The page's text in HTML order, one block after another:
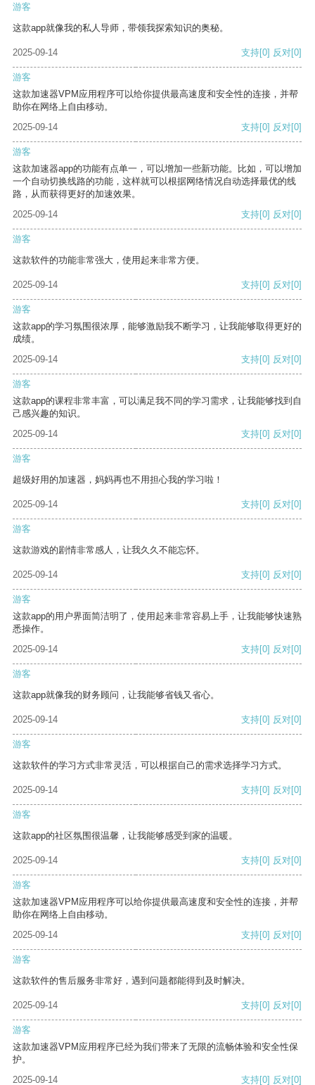
游客
这款app就像我的私人导师，带领我探索知识的奥秘。
2025-09-14 支持[0] 反对[0]
游客
这款加速器VPM应用程序可以给你提供最高速度和安全性的连接，并帮
助你在网络上自由移动。
2025-09-14
支持[0] 反对[0]
游客
这款加速器app的功能有点单一，可以增加一些新功能。比如，可以增加
一个自动切换线路的功能，这样就可以根据网络情况自动选择最优的线
路，从而获得更好的加速效果。
2025-09-14
支持[0] 反对[0]
游客
这款软件的功能非常强大，使用起来非常方便。
2025-09-14 支持[0] 反对[0]
游客
这款app的学习氛围很浓厚，能够激励我不断学习，让我能够取得更好的
成绩。
2025-09-14
支持[0] 反对[0]
游客
这款app的课程非常丰富，可以满足我不同的学习需求，让我能够找到自
己感兴趣的知识。
2025-09-14
支持[0] 反对[0]
游客
超级好用的加速器，妈妈再也不用担心我的学习啦！
2025-09-14 支持[0] 反对[0]
游客
这款游戏的剧情非常感人，让我久久不能忘怀。
2025-09-14 支持[0] 反对[0]
游客
这款app的用户界面简洁明了，使用起来非常容易上手，让我能够快速熟
悉操作。
2025-09-14
支持[0] 反对[0]
游客
这款app就像我的财务顾问，让我能够省钱又省心。
2025-09-14 支持[0] 反对[0]
游客
这款软件的学习方式非常灵活，可以根据自己的需求选择学习方式。
2025-09-14 支持[0] 反对[0]
游客
这款app的社区氛围很温馨，让我能够感受到家的温暖。
2025-09-14 支持[0] 反对[0]
游客
这款加速器VPM应用程序可以给你提供最高速度和安全性的连接，并帮
助你在网络上自由移动。
2025-09-14
支持[0] 反对[0]
游客
这款软件的售后服务非常好，遇到问题都能得到及时解决。
2025-09-14 支持[0] 反对[0]
游客
这款加速器VPM应用程序已经为我们带来了无限的流畅体验和安全性保
护。
2025-09-14
支持[0] 反对[0]